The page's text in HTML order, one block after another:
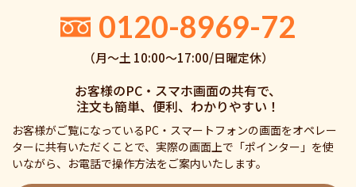
0120-8969-72
（月〜土 10:00〜17:00/日曜定休）
お客様のPC・スマホ画面の共有で、
注文も簡単、便利、わかりやすい！
お客様がご覧になっているPC・スマートフォンの画面をオペレー
ターに共有いただくことで、実際の画面上で「ポインター」を使
いながら、お電話で操作方法をご案内いたします。